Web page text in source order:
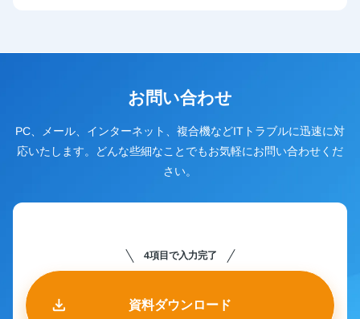
お問い合わせ
PC、メール、インターネット、複合機などITトラブルに迅速に対
応いたします。どんな些細なことでもお気軽にお問い合わせくだ
さい。
4項目で入力完了
資料ダウンロード